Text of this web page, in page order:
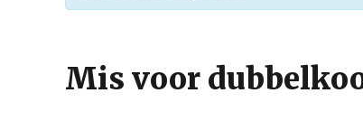
Mis voor